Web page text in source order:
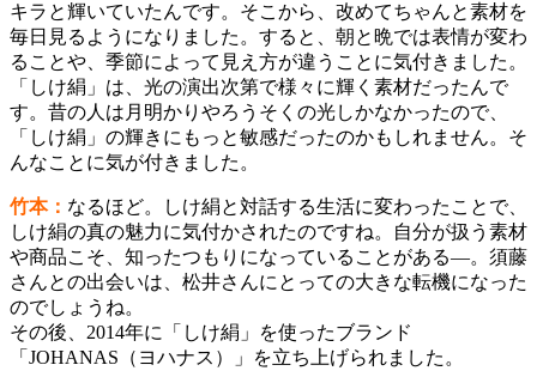
キラと輝いていたんです。そこから、改めてちゃんと素材を
毎日見るようになりました。すると、朝と晩では表情が変わ
ることや、季節によって見え方が違うことに気付きました。
「しけ絹」は、光の演出次第で様々に輝く素材だったんで
す。昔の人は月明かりやろうそくの光しかなかったので、
「しけ絹」の輝きにもっと敏感だったのかもしれません。そ
んなことに気が付きました。
竹本： なるほど。しけ絹と対話する生活に変わったことで、
しけ絹の真の魅力に気付かされたのですね。自分が扱う素材
や商品こそ、知ったつもりになっていることがある―。須藤
さんとの出会いは、松井さんにとっての大きな転機になった
のでしょうね。
その後、2014年に「しけ絹」を使ったブランド
「JOHANAS（ヨハナス）」を立ち上げられました。